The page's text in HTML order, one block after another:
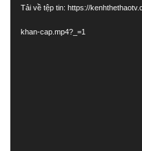
Tải về tệp tin: https://
khan-cap.mp4?_=1